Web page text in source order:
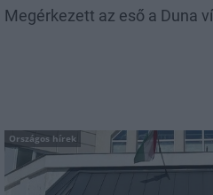
Megérkezett az eső a Duna
Országos hírek